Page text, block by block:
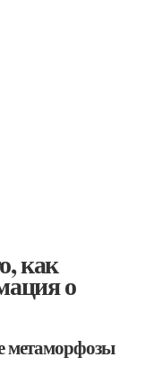
как
о
метаморфозы